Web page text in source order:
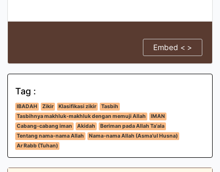
Embed < >
Tag :
IBADAH Zikir Klasifikasi zikir
Tasbih
Tasbihnya makhluk-makhluk dengan memuji Allah
IMAN
Cabang-cabang iman
Akidah
Beriman pada Allah Ta'ala
Tentang nama-nama Allah
Nama-nama Allah (Asma'ul Husna)
Ar Rabb (Tuhan)